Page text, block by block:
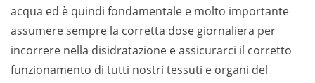
acqua ed è quindi fondamentale e molto importante
assumere sempre la corretta dose giornaliera per
incorrere nella disidratazione e assicurarci il corretto
funzionamento di tutti nostri tessuti e organi del